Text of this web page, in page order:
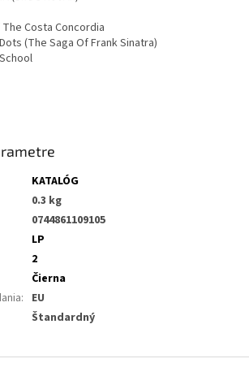
Costa Concordia
(The Saga Of Frank Sinatra)
KATALÓG
0.3 kg
0744861109105
LP
2
Čierna
: EU
Štandardný